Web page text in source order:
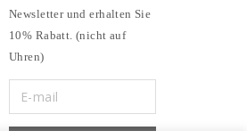
Newsletter und erhalten Sie
10% Rabatt. (nicht auf
Uhren)